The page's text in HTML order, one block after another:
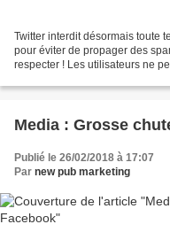
Twitter interdit désormais toute
pour éviter de propager des
respecter ! Les utilisateurs ne
Media : Grosse
Publié le 26/02/2018 à 17:07
Par new pub marketing